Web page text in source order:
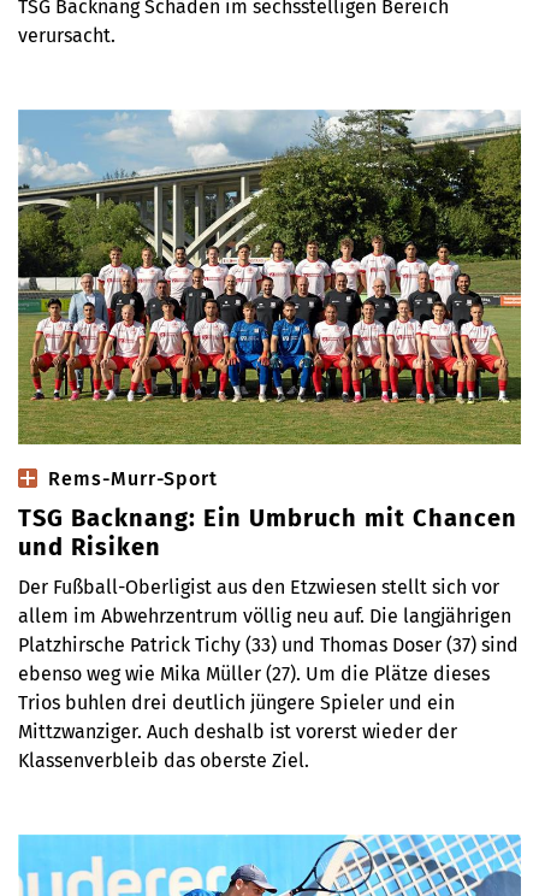
TSG Backnang Schäden im sechsstelligen Bereich
verursacht.
Rems-Murr-Sport
TSG Backnang: Ein Umbruch mit Chancen
und Risiken
Der Fußball-Oberligist aus den Etzwiesen stellt sich vor
allem im Abwehrzentrum völlig neu auf. Die langjährigen
Platzhirsche Patrick Tichy (33) und Thomas Doser (37) sind
ebenso weg wie Mika Müller (27). Um die Plätze dieses
Trios buhlen drei deutlich jüngere Spieler und ein
Mittzwanziger. Auch deshalb ist vorerst wieder der
Klassenverbleib das oberste Ziel.